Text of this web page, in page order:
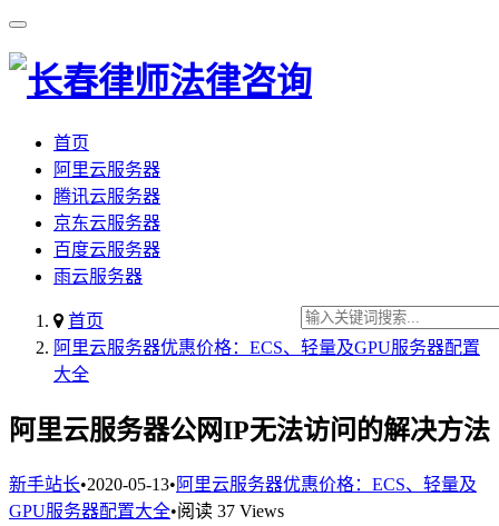
首页
阿里云服务器
腾讯云服务器
京东云服务器
百度云服务器
雨云服务器
首页
阿里云服务器优惠价格：ECS、轻量及GPU服务器配置
大全
阿里云服务器公网IP无法访问的解决方法
新手站长•2020-05-13• 阿里云服务器优惠价格：ECS、轻量及
GPU服务器配置大全•阅读 37 Views